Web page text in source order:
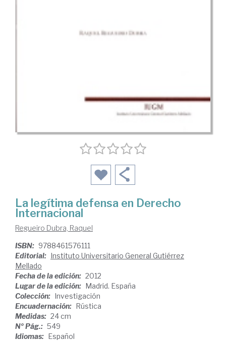
La legítima defensa en Derecho
Internacional
Regueiro Dubra, Raquel
ISBN: 9788461576111
Editorial: Instituto Universitario General Gutiérrez
Mellado
Fecha de la edición: 2012
Lugar de la edición: Madrid. España
Colección: Investigación
Encuadernación: Rústica
Medidas: 24 cm
Nº Pág.: 549
Idiomas: Español